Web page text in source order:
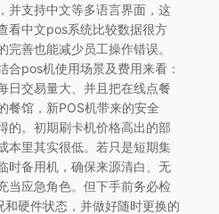
并支持中文等多语言界面，这
看中文pos系统比较数据很方
善也能减少员工操作错误。
合pos机使用场景及费用来看：
日交易量大、并且把在线点餐
餐馆，新POS机带来的安全
的。初期刷卡机价格高出的部
本里其实很低。若只是短期集
时备用机，确保来源清白、无
当应急角色。但下手前务必检
硬件状态，并做好随时更换的